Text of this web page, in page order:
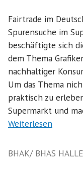
Fairtrade im
Spurensuche im
beschäftigte sich
dem Thema
nachhaltiger
Um das Thema
praktisch zu
Supermarkt und
Weiterlesen
BHAK/ BHAS